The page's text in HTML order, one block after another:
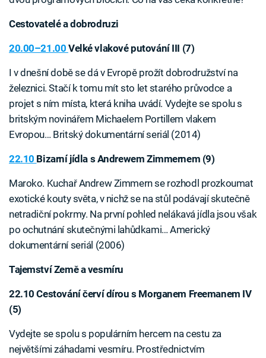
Cestovatelé a dobrodruzi
20.00–21.00 Velké vlakové putování III (7)
I v dnešní době se dá v Evropě prožít dobrodružství na
železnici. Stačí k tomu mít sto let starého průvodce a
projet s ním místa, která kniha uvádí. Vydejte se spolu s
britským novinářem Michaelem Portillem vlakem
Evropou… Britský dokumentární seriál (2014)
22.10 Bizarní jídla s Andrewem Zimmernem (9)
Maroko. Kuchař Andrew Zimmern se rozhodl prozkoumat
exotické kouty světa, v nichž se na stůl podávají skutečně
netradiční pokrmy. Na první pohled nelákavá jídla jsou však
po ochutnání skutečnými lahůdkami… Americký
dokumentární seriál (2006)
Tajemství Země a vesmíru
22.10 Cestování červí dírou s Morganem Freemanem IV
(5)
Vydejte se spolu s populárním hercem na cestu za
největšími záhadami vesmíru. Prostřednictvím